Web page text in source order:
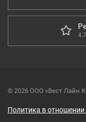
4.7
© 2026 ООО «Вест Лайн
Политика в